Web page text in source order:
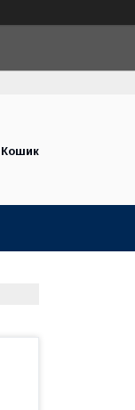
Кошик